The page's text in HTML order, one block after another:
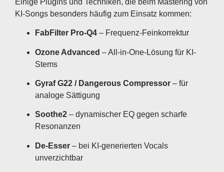
KI-Songs besonders häufig zum Einsatz kommen:
FabFilter Pro-Q4 – Frequenz-Feinkorrektur
Ozone Advanced – All-in-One-Lösung für KI-
Stems
Gyraf G22 / Dangerous Compressor – für
analoge Sättigung
Soothe2 – dynamischer EQ gegen scharfe
Resonanzen
De-Esser – bei KI-generierten Vocals
unverzichtbar